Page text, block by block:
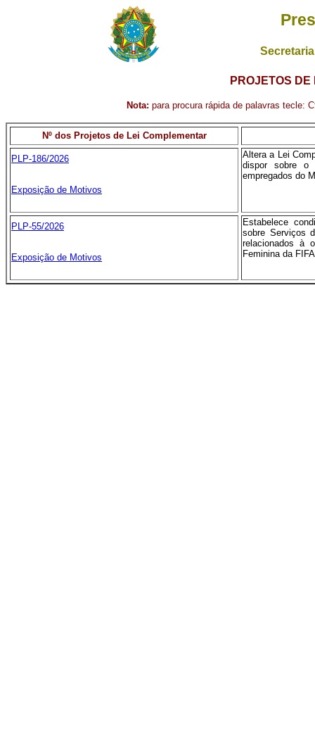
PROJETOS
Nota: para procura rápida de palavras tecle:
Nº dos Projetos de Lei Complementar
PLP-186/2026
Exposição de Motivos
Altera a Lei
dispor sobre
empregados do
PLP-55/2026
Exposição de Motivos
Estabelece
sobre Serviços
relacionados à
Feminina da